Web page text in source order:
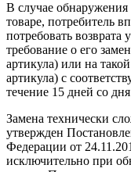
В случае обнаружения
товаре, потребитель
потребовать
требование о его
артикула) или на
артикула) с
течение 15 дней со
Замена технически
утвержден
Федерации от
исключительно при